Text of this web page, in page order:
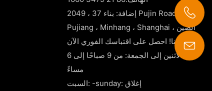
إضافة: بناء 37 ، 2049 Pujin Road ،
Pujiang ، Minhang ، Shanghai ، الصين
من الاثنين إلى الجمعة: من 9 صباحًا إلى 6
مساءً
السبت: -sunday: إغلاق